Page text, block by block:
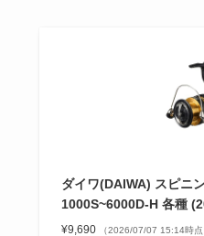
ダイワ(DAIWA) スピニ
1000S~6000D-H 各種
¥9,690 （2026/07/07 15:14時点